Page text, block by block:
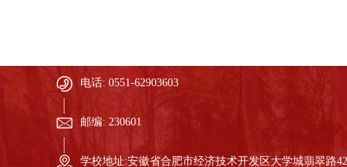
电话: 0551-62903603
邮编: 230601
学校地址:安徽省合肥市经济技术开发区大学城翡翠路